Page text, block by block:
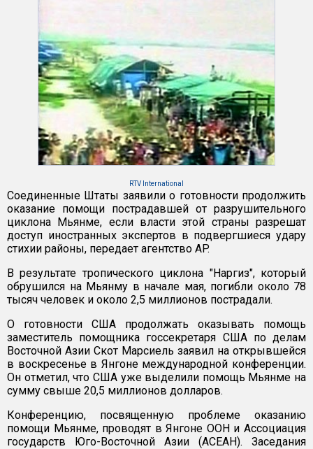
RTV International
Соединенные Штаты заявили о готовности продолжить
оказание помощи пострадавшей от разрушительного
циклона Мьянме, если власти этой страны разрешат
доступ иностранных экспертов в подвергшиеся удару
стихии районы, передает агентство AP.
В результате тропического циклона "Наргиз", который
обрушился на Мьянму в начале мая, погибли около 78
тысяч человек и около 2,5 миллионов пострадали.
О готовности США продолжать оказывать помощь
заместитель помощника госсекретаря США по делам
Восточной Азии Скот Марсиель заявил на открывшейся
в воскресенье в Янгоне международной конференции.
Он отметил, что США уже выделили помощь Мьянме на
сумму свыше 20,5 миллионов долларов.
Конференцию, посвященную проблеме оказанию
помощи Мьянме, проводят в Янгоне ООН и Ассоциация
государств Юго-Восточной Азии (АСЕАН). Заседания